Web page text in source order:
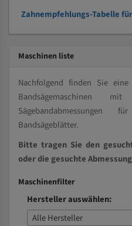
Zahnempfehlungs-Tabelle
Maschinen liste
Nachfolgend finden Sie
Bandsägemaschinen
Bandsägeblätter.
Bitte tragen Sie den
oder die gesuchte
Maschinenfilter
Hersteller auswählen:
Alle Hersteller